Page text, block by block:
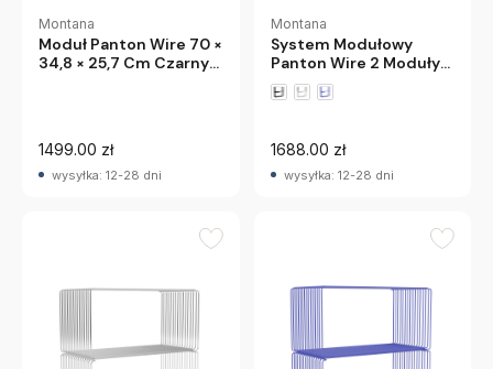
Montana
Moduł Panton Wire 70 ×
34,8 × 25,7 Cm Czarny
1499.00 zł
wysyłka: 12-28 dni
Montana
System Modułowy
Panton Wire 2 Moduły
70 × 34,8 × 34,8 Cm
Biały Montana
1688.00 zł
wysyłka: 12-28 dni